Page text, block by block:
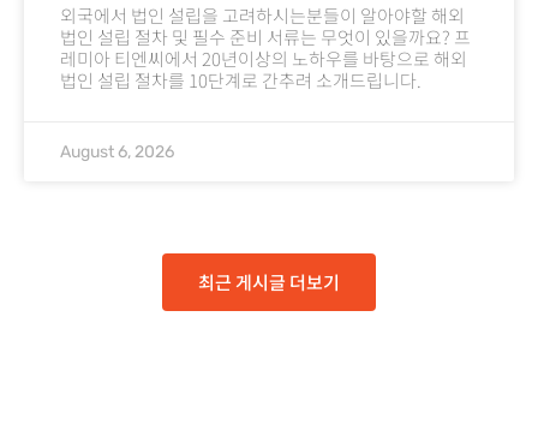
외국에서 법인 설립을 고려하시는분들이 알아야할 해외
법인 설립 절차 및 필수 준비 서류는 무엇이 있을까요? 프
레미아 티엔씨에서 20년이상의 노하우를 바탕으로 해외
법인 설립 절차를 10단계로 간추려 소개드립니다.
August 6, 2026
최근 게시글 더보기